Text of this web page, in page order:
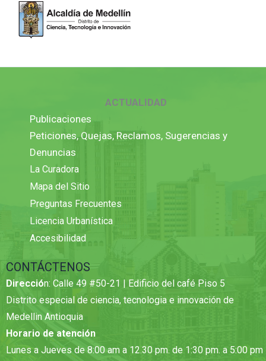
ACTUALIDAD
Publicaciones
Peticiones, Quejas, Reclamos, Sugerencias y
Denuncias
La Curadora
Mapa del Sitio
Preguntas Frecuentes
Licencia Urbanística
Accesibilidad
CONTÁCTENOS
Dirección: Calle 49 #50-21 | Edificio del café Piso 5
Distrito especial de ciencia, tecnologia e innovación de
Medellin Antioquia
Horario de atención
Lunes a Jueves de 8:00 am a 12.30 pm. de 1:30 pm. a 5:00 pm